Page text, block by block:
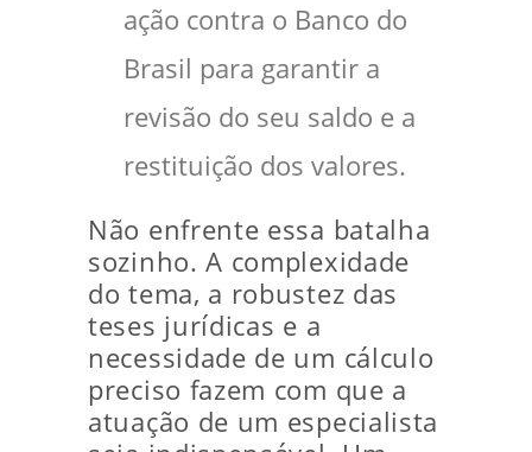
ação contra o Banco do
Brasil para garantir a
revisão do seu saldo e a
restituição dos valores.
Não enfrente essa batalha
sozinho. A complexidade
do tema, a robustez das
teses jurídicas e a
necessidade de um cálculo
preciso fazem com que a
atuação de um especialista